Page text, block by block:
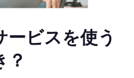
ビスを使う
？